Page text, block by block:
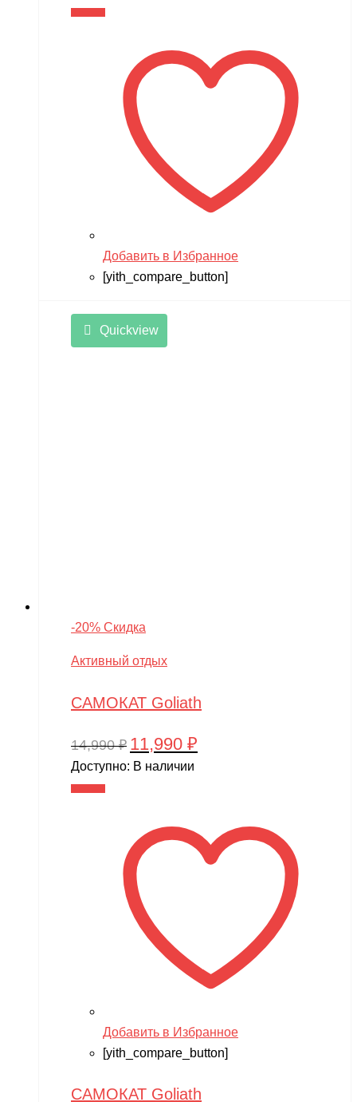
Добавить в Избранное
[yith_compare_button]
Quickview
-20% Скидка
Активный отдых
САМОКАТ Goliath
14,990₽ Первоначальная
цена
11,990 ₽
Доступно: В наличии
Добавить в Избранное
[yith_compare_button]
САМОКАТ Goliath